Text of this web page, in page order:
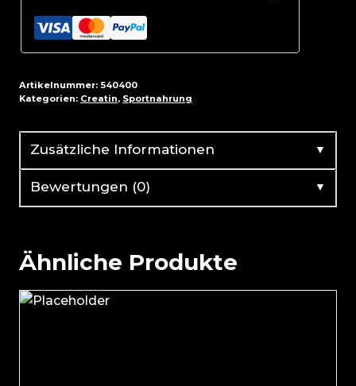
120
Caps
Menge
Artikelnummer: 540400
Kategorien: Creatin, Sportnahrung
Zusätzliche Informationen ▼
Bewertungen (0) ▼
Ähnliche Produkte